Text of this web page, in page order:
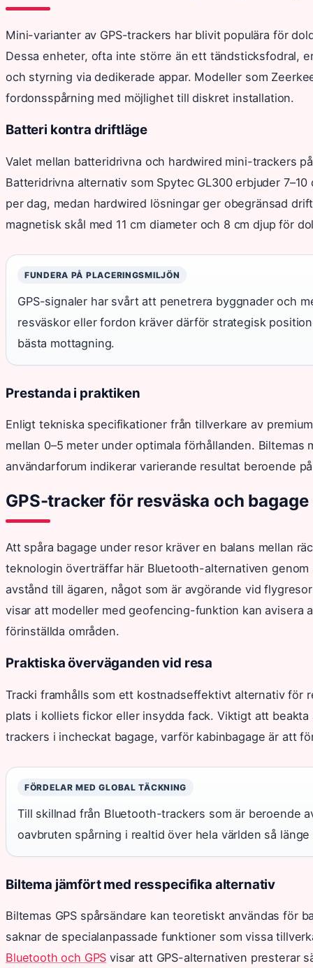
Mini-varianter av GPS-trackers har blivit populära för
Dessa enheter, ofta inte större än ett tändsticksfodral,
och styrning via dedikerade appar. Modeller som
fordonsspårning med möjlighet till diskret installation.
Batteri kontra driftläge
Valet mellan batteridrivna och hardwired mini-trackers
Batteridrivna alternativ som Spytec GL300 erbjuder
per dag, medan hardwired lösningar ger obegränsad
magnetisk skål med 11 cm diameter och 8 cm djup för
FUNDERA PÅ PLACERINGSMILJÖN
GPS-signaler har svårt att penetrera byggnader och
resväskor eller fordon kräver därför strategisk
bästa mottagning.
Prestanda i praktiken
Enligt tekniska specifikationer från tillverkare av
mellan 0–5 meter under optimala förhållanden.
användarforum indikerar varierande resultat beroende
GPS-tracker för resväska och bagage
Att spåra bagage under resor kräver en balans mellan
teknologin överträffar här Bluetooth-alternativen
avstånd till ägaren, något som är avgörande vid
visar att modeller med geofencing-funktion kan avisera
förinställda områden.
Praktiska överväganden vid resa
Tracki framhålls som ett kostnadseffektivt alternativ för
plats i kolliets fickor eller insydda fack. Viktigt att
trackers i incheckat bagage, varför kabinbagage är att
FÖRDELAR MED GLOBAL TÄCKNING
Till skillnad från Bluetooth-trackers som är beroende
oavbruten spårning i realtid över hela världen så
Biltema jämfört med resspecifika alternativ
Biltemas GPS spårsändare kan teoretiskt användas för
saknar de specialanpassade funktioner som vissa
Bluetooth och GPS visar att GPS-alternativen presterar